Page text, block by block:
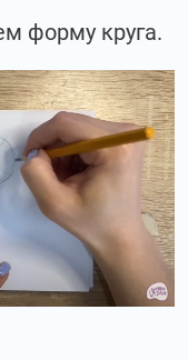
форму круга.